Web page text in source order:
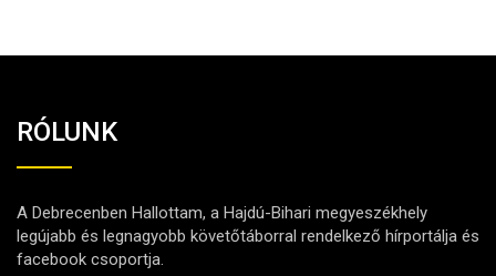
RÓLUNK
A Debrecenben Hallottam, a Hajdú-Bihari megyeszékhely
legújabb és legnagyobb követőtáborral rendelkező hírportálja és
facebook csoportja.